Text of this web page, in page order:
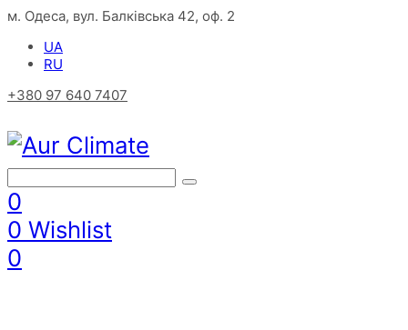
м. Одеса, вул. Балківська 42, оф. 2
UA
RU
+380 97 640 7407
0
0 Wishlist
0